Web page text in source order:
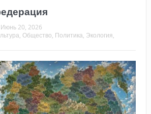
Июнь 20, 2026
, Общество, Политика, Экология,